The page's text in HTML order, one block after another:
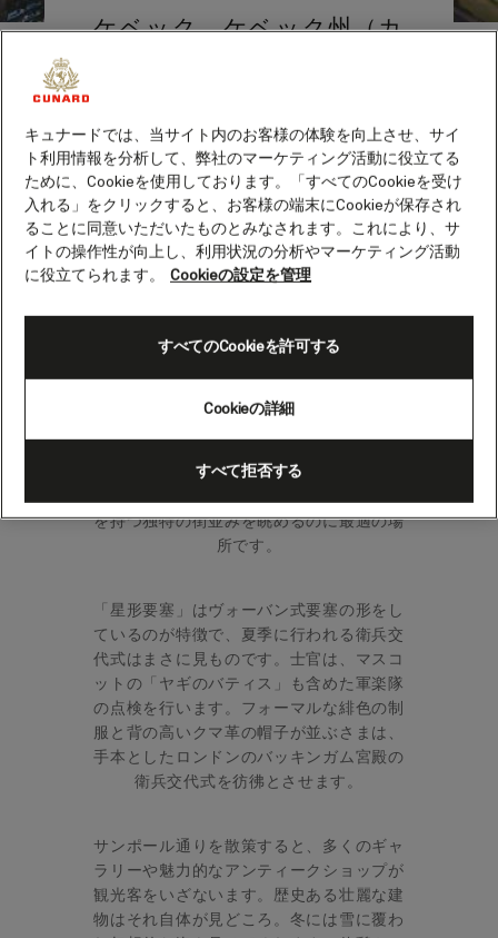
ケベック、ケベック州（カ
ケベックでは、市の中心部からわずか数分
の、カナダ最古の河川港に入港します。上
陸して旧市街を観光すると、街のユニーク
な歴史とロマンスが感じられるでしょう。
北米で唯一の要塞都市ケベック旧市街への
訪問は、まさに一生に一度の体験です。こ
ておそらく世界のどこにもありません。
建築はすべてヨーロッパ風で、時を経ても
観光するのが一番です。全長4.8km近くの
を持つ独特の街並みを眺めるのに最適の場
所です。
「星形要塞」はヴォーバン式要塞の形をし
ているのが特徴で、夏季に行われる衛兵交
代式はまさに見ものです。士官は、マスコ
ットの「ヤギのバティス」も含めた軍楽隊
の点検を行います。フォーマルな緋色の制
服と背の高いクマ革の帽子が並ぶさまは、
手本としたロンドンのバッキンガム宮殿の
衛兵交代式を彷彿とさせます。
サンポール通りを散策すると、多くのギャ
ラリーや魅力的なアンティークショップが
観光客をいざないます。歴史ある壮麗な建
物はそれ自体が見どころ。冬には雪に覆わ
キュナードでは、当サイト内のお客様の体験を向上させ、サイ
ト利用情報を分析して、弊社のマーケティング活動に役立てる
ために、Cookieを使用しております。「すべてのCookieを受け
入れる」をクリックすると、お客様の端末にCookieが保存され
ることに同意いただいたものとみなされます。これにより、サ
イトの操作性が向上し、利用状況の分析やマーケティング活動
に役立てられます。
Cookieの設定を管理
Cookieの詳細
すべて拒否する
すべてのCookieを許可する